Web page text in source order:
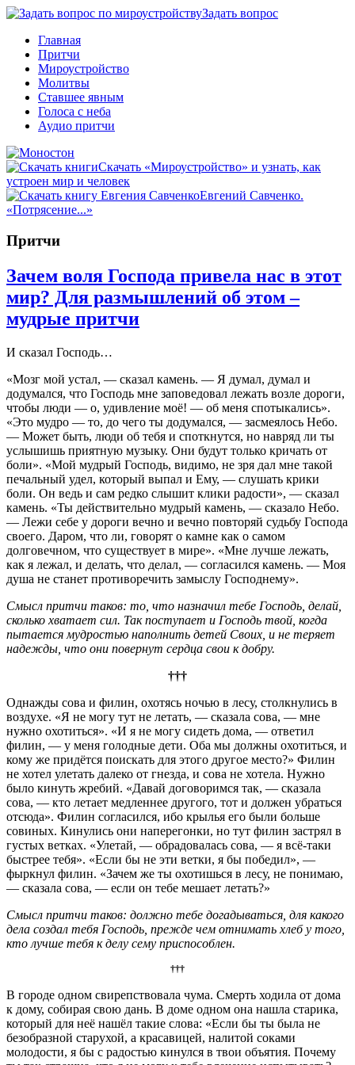
Задать вопрос
Главная
Притчи
Мироустройство
Молитвы
Ставшее явным
Голоса с неба
Аудио притчи
Скачать «Мироустройство» и узнать, как
устроен мир и человек
Евгений Савченко.
«Потрясение...»
Притчи
Зачем воля Господа привела нас в этот
мир? Для размышлений об этом –
мудрые притчи
И сказал Господь…
«Мозг мой устал, — сказал камень. — Я думал, думал и
додумался, что Господь мне заповедовал лежать возле дороги,
чтобы люди — о, удивление моё! — об меня спотыкались».
«Это мудро — то, до чего ты додумался, — засмеялось Небо.
— Может быть, люди об тебя и споткнутся, но навряд ли ты
услышишь приятную музыку. Они будут только кричать от
боли». «Мой мудрый Господь, видимо, не зря дал мне такой
печальный удел, который выпал и Ему, — слушать крики
боли. Он ведь и сам редко слышит клики радости», — сказал
камень. «Ты действительно мудрый камень, — сказало Небо.
— Лежи себе у дороги вечно и вечно повторяй судьбу Господа
своего. Даром, что ли, говорят о камне как о самом
долговечном, что существует в мире». «Мне лучше лежать,
как я лежал, и делать, что делал, — согласился камень. — Моя
душа не станет противоречить замыслу Господнему».
Смысл притчи таков: то, что назначил тебе Господь, делай,
сколько хватает сил. Так поступает и Господь твой, когда
пытается мудростью наполнить детей Своих, и не теряет
надежды, что они повернут сердца свои к добру.
†††
Однажды сова и филин, охотясь ночью в лесу, столкнулись в
воздухе. «Я не могу тут не летать, — сказала сова, — мне
нужно охотиться». «И я не могу сидеть дома, — ответил
филин, — у меня голодные дети. Оба мы должны охотиться, и
кому же придётся поискать для этого другое место?» Филин
не хотел улетать далеко от гнезда, и сова не хотела. Нужно
было кинуть жребий. «Давай договоримся так, — сказала
сова, — кто летает медленнее другого, тот и должен убраться
отсюда». Филин согласился, ибо крылья его были больше
совиных. Кинулись они наперегонки, но тут филин застрял в
густых ветках. «Улетай, — обрадовалась сова, — я всё-таки
быстрее тебя». «Если бы не эти ветки, я бы победил», —
фыркнул филин. «Зачем же ты охотишься в лесу, не понимаю,
— сказала сова, — если он тебе мешает летать?»
Смысл притчи таков: должно тебе догадываться, для какого
дела создал тебя Господь, прежде чем отнимать хлеб у того,
кто лучше тебя к делу сему приспособлен.
†††
В городе одном свирепствовала чума. Смерть ходила от дома
к дому, собирая свою дань. В доме одном она нашла старика,
который для неё нашёл такие слова: «Если бы ты была не
безобразной старухой, а красавицей, налитой соками
молодости, я бы с радостью кинулся в твои объятия. Почему